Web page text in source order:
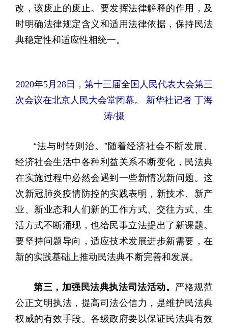
改，该废止的废止。要发挥法律解释的作用，及
时明确法律规定含义和适用法律依据，保持民法
典稳定性和适应性相统一。
2020年5月28日，第十三届全国人民代表大会第三
次会议在北京人民大会堂闭幕。 新华社记者 丁海
涛/摄
“法与时转则治。”随着经济社会不断发展、
经济社会生活中各种利益关系不断变化，民法典
在实施过程中必然会遇到一些新情况新问题。这
次新冠肺炎疫情防控的实践表明，新技术、新产
业、新业态和人们新的工作方式、交往方式、生
活方式不断涌现，也给民事立法提出了新课题。
要坚持问题导向，适应技术发展进步新需要，在
新的实践基础上推动民法典不断完善和发展。
第三，加强民法典执法司法活动。 严格规范
公正文明执法，提高司法公信力，是维护民法典
权威的有效手段。各级政府要以保证民法典有效